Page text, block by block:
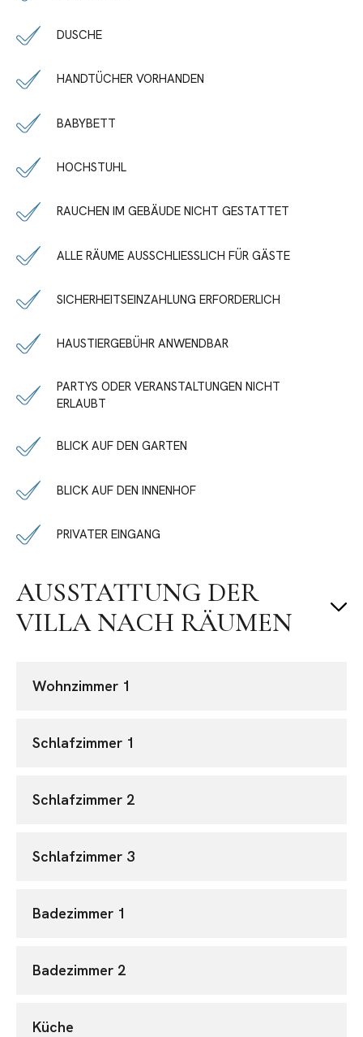
DUSCHE
HANDTÜCHER VORHANDEN
BABYBETT
HOCHSTUHL
RAUCHEN IM GEBÄUDE NICHT GESTATTET
ALLE RÄUME AUSSCHLIESSLICH FÜR GÄSTE
SICHERHEITSEINZAHLUNG ERFORDERLICH
HAUSTIERGEBÜHR ANWENDBAR
PARTYS ODER VERANSTALTUNGEN NICHT
ERLAUBT
BLICK AUF DEN GARTEN
BLICK AUF DEN INNENHOF
PRIVATER EINGANG
AUSSTATTUNG DER
VILLA NACH RÄUMEN
Wohnzimmer 1
Schlafzimmer 1
Schlafzimmer 2
Schlafzimmer 3
Badezimmer 1
Badezimmer 2
Küche